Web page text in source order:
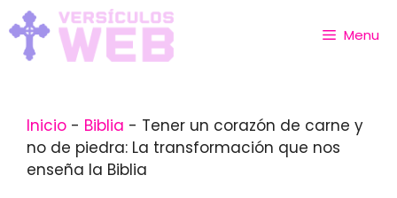
Skip
to
content
Menu
Inicio - Biblia - Tener un corazón de carne y
no de piedra: La transformación que nos
enseña la Biblia